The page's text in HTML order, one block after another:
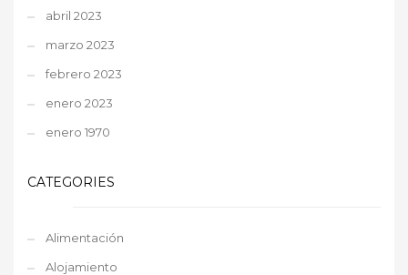
abril 2023
marzo 2023
febrero 2023
enero 2023
enero 1970
CATEGORIES
Alimentación
Alojamiento